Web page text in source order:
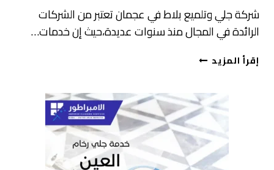
شركة جلي وتلميع بلاط في عجمان تعتبر من الشركات
الرائدة في المجال منذ سنوات عديدة،حيث إن خدمات…
إقرأ المزيدأرخص
وتلميع
بلاط
في
عجمان